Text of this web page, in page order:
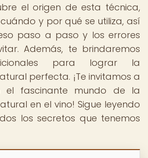
el origen de esta técnica,
y por qué se utiliza, así
paso a paso y los errores
Además, te brindaremos
para lograr la
perfecta. ¡Te invitamos a
el fascinante mundo de la
en el vino! Sigue leyendo
los secretos que tenemos